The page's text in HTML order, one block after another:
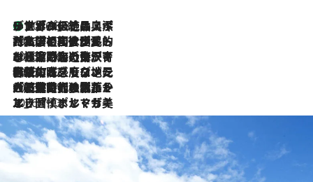
2026.8.8
リスボンの絶品スイーツ「パステル・デ・ナタ」とは？ポルトガル伝統の奥深い世界へ
2026.7.27
「私の祖国はポルトガル語です」国民的詩人フェルナンド・ペソアと、彼が愛した文学の街を歩く
2026.7.26
ポルトガル近海が育む極上の海の幸。キリリと冷えた白ワインと愉しむ、シーフード専門店の贅沢
2026.7.22
伝統の味をモダンに昇華。高感度な地元客が集う、リスボンの最旬ガストロノミー
2026.7.21
大航海時代の栄華から、震災、独裁、そして革命へ。ポルトガル・首都リスボンの石畳に刻まれた「歴史の光と影」
2026.7.13
エッセイ・ヤマザキマリ「慎ましくも美しき国 ポルトガル」